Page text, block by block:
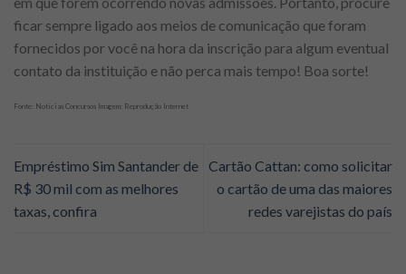
ficar sempre ligado aos meios de comunicação que foram
fornecidos por você na hora da inscrição para algum eventual
contato da instituição e não perca mais tempo! Boa sorte!
Fonte: Noticias Concursos Imagem: Reprodução Internet
Empréstimo Sim Santander de
R$ 30 mil com as melhores
taxas, confira
Cartão Cattan: como solicitar
o cartão de uma das maiores
redes varejistas do país